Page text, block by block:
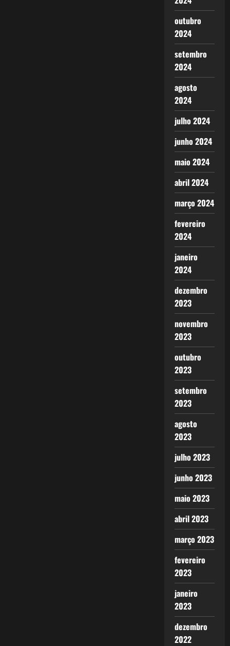
outubro
2024
setembro
2024
agosto
2024
julho 2024
junho 2024
maio 2024
abril 2024
março 2024
fevereiro
2024
janeiro
2024
dezembro
2023
novembro
2023
outubro
2023
setembro
2023
agosto
2023
julho 2023
junho 2023
maio 2023
abril 2023
março 2023
fevereiro
2023
janeiro
2023
dezembro
2022